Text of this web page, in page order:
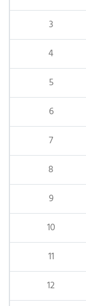
3
4
5
6
7
8
9
10
11
12